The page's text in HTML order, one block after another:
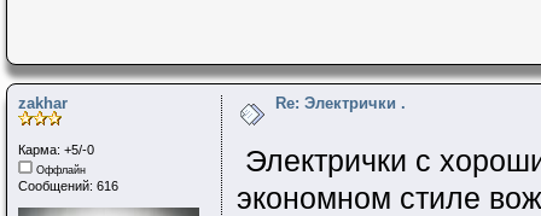
zakhar
Карма: +5/-0
Оффлайн
Сообщений: 616
Re: Электрички .
Электрички с
экономном стиле